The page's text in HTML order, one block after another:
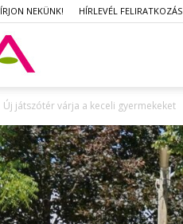
ÍRJON NEKÜNK! HÍRLEVÉL FELIRATKOZÁS
Új játszótér várja a keceli gyermekeket